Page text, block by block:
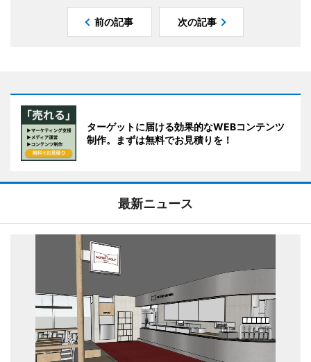
前の記事 次の記事
ターゲットに届ける効果的なWEBコンテンツ
制作。まずは無料でお見積りを！
最新ニュース